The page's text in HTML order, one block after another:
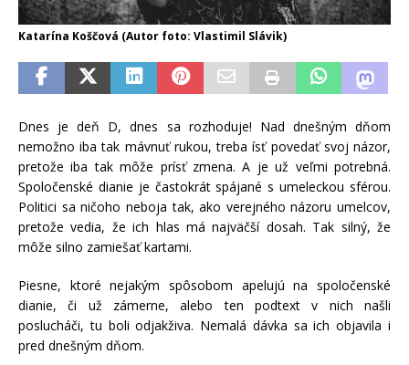
Katarína Koščová (Autor foto: Vlastimil Slávik)
Dnes je deň D, dnes sa rozhoduje! Nad dnešným dňom
nemožno iba tak mávnuť rukou, treba ísť povedať svoj názor,
pretože iba tak môže prísť zmena. A je už veľmi potrebná.
Spoločenské dianie je častokrát spájané s umeleckou sférou.
Politici sa ničoho neboja tak, ako verejného názoru umelcov,
pretože vedia, že ich hlas má najväčší dosah. Tak silný, že
môže silno zamiešať kartami.
Piesne, ktoré nejakým spôsobom apelujú na spoločenské
dianie, či už zámerne, alebo ten podtext v nich našli
poslucháči, tu boli odjakživa. Nemalá dávka sa ich objavila i
pred dnešným dňom.